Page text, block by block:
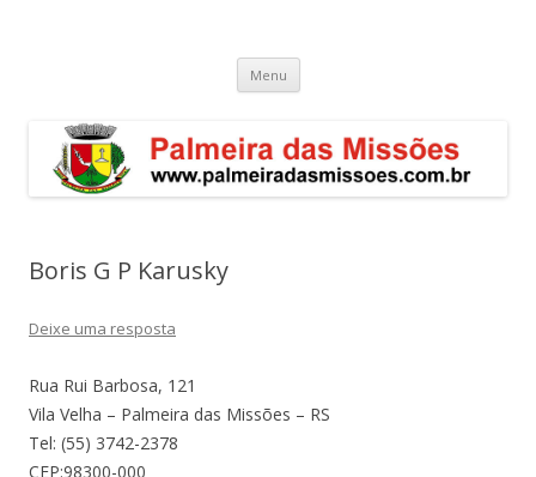
Menu Pular
o
Boris G P Karusky
Deixe uma resposta
Rua Rui Barbosa, 121
Vila Velha – Palmeira das Missões – RS
Tel: (55) 3742-2378
CEP:98300-000